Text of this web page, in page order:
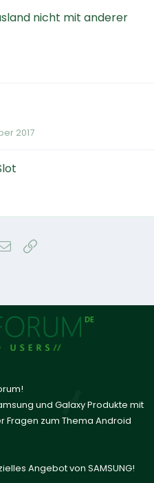
nicht mit anderer
2017
E-Mail
und Galaxy Produkte mit
Fragen zum Thema Android
Angebot von SAMSUNG!